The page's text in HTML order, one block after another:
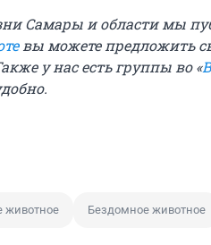
Самары и области мы
вы можете предложить
у нас есть группы во «
животное Бездомное животное